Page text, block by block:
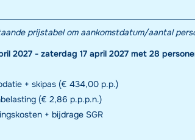
prijstabel om aankomstdatum/aantal
2027 - zaterdag 17 april 2027 met 28
+ skipas (€ 434,00 p.p.)
(€ 2,86 p.p.p.n.)
+ bijdrage SGR